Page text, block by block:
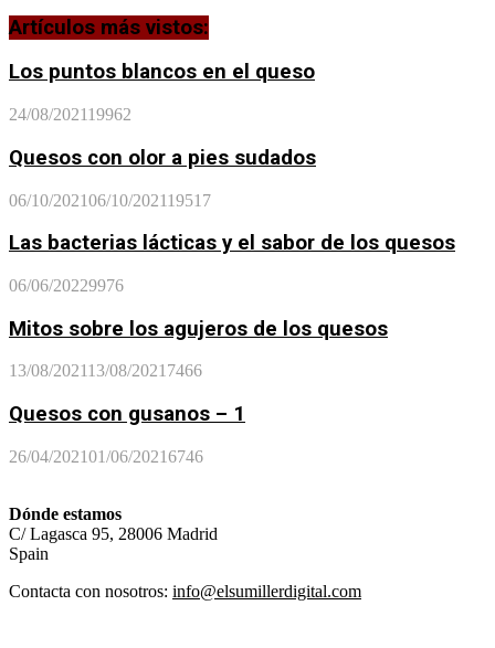
Artículos más vistos:
Los puntos blancos en el queso
24/08/202119962
Quesos con olor a pies sudados
06/10/202106/10/202119517
Las bacterias lácticas y el sabor de los quesos
06/06/20229976
Mitos sobre los agujeros de los quesos
13/08/202113/08/20217466
Quesos con gusanos – 1
26/04/202101/06/20216746
Dónde estamos
C/ Lagasca 95, 28006 Madrid
Spain
Contacta con nosotros: info@elsumillerdigital.com